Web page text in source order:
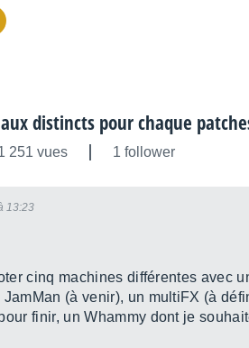
distincts pour chaque
251 vues 1 follower
13:23
cinq machines différentes avec
JamMan (à venir), un multiFX (à
finir, un Whammy dont je